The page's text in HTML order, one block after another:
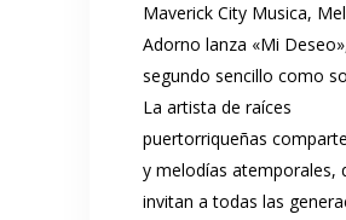
Maverick City Musica,
Adorno lanza «Mi
segundo sencillo como
La artista de raíces
puertorriqueñas
y melodías atemporales,
invitan a todas las